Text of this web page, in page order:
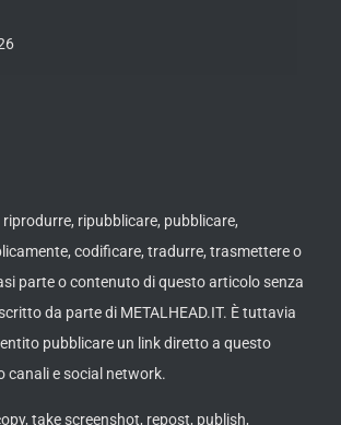
ripubblicare, pubblicare,
codificare, tradurre, trasmettere o
parte o contenuto di questo articolo senza
da parte di METALHEAD.IT. È tuttavia
pubblicare un link diretto a questo
canali e social network.
take screenshot, repost, publish,